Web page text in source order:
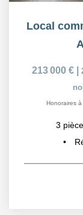
Local
213 000 €
Honoraires
3